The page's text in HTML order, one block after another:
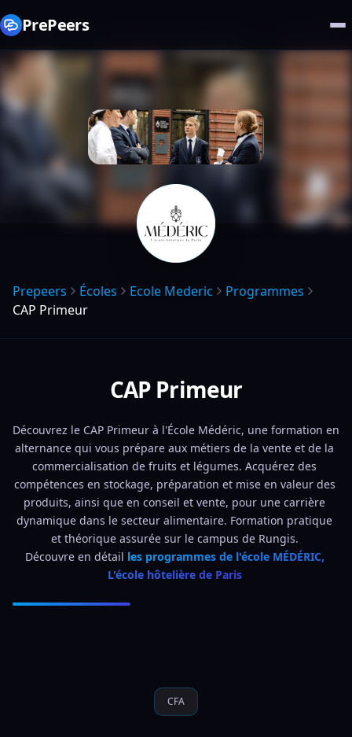
PrePeers
Prepeers Écoles Ecole Mederic
Programmes
CAP Primeur
CAP Primeur
Découvrez le CAP Primeur à l'École Médéric, une formation en
alternance qui vous prépare aux métiers de la vente et de la
commercialisation de fruits et légumes. Acquérez des
compétences en stockage, préparation et mise en valeur des
produits, ainsi que en conseil et vente, pour une carrière
dynamique dans le secteur alimentaire. Formation pratique
et théorique assurée sur le campus de Rungis.
Découvre en détail les programmes de l'école MÉDÉRIC,
L'école hôtelière de Paris
CFA